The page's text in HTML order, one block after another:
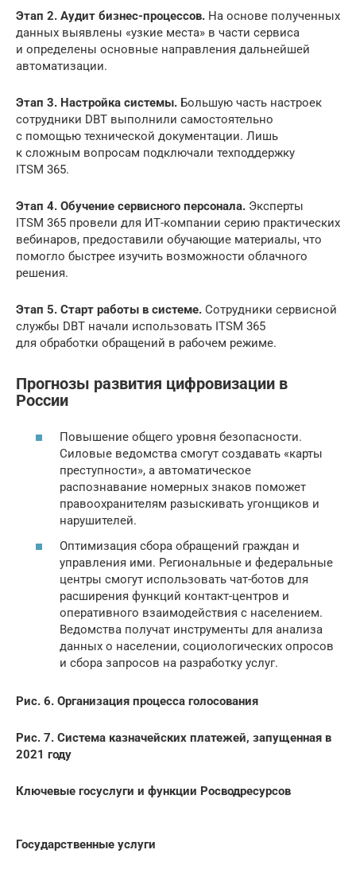
Этап 2. Аудит бизнес-процессов. На основе полученных
данных выявлены «узкие места» в части сервиса
и определены основные направления дальнейшей
автоматизации.
Этап 3. Настройка системы. Большую часть настроек
сотрудники DBT выполнили самостоятельно
с помощью технической документации. Лишь
к сложным вопросам подключали техподдержку
ITSM 365.
Этап 4. Обучение сервисного персонала. Эксперты
ITSM 365 провели для ИТ-компании серию практических
вебинаров, предоставили обучающие материалы, что
помогло быстрее изучить возможности облачного
решения.
Этап 5. Старт работы в системе. Сотрудники сервисной
службы DBT начали использовать ITSM 365
для обработки обращений в рабочем режиме.
Прогнозы развития цифровизации в
России
Повышение общего уровня безопасности.
Силовые ведомства смогут создавать «карты
преступности», а автоматическое
распознавание номерных знаков поможет
правоохранителям разыскивать угонщиков и
нарушителей.
Оптимизация сбора обращений граждан и
управления ими. Региональные и федеральные
центры смогут использовать чат-ботов для
расширения функций контакт-центров и
оперативного взаимодействия с населением.
Ведомства получат инструменты для анализа
данных о населении, социологических опросов
и сбора запросов на разработку услуг.
Рис. 6. Организация процесса голосования
Рис. 7. Система казначейских платежей, запущенная в
2021 году
Ключевые госуслуги и функции Росводресурсов
Государственные услуги